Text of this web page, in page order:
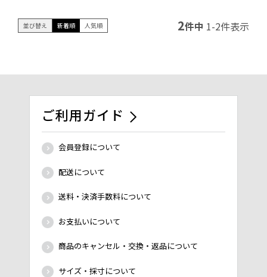
並び替え 新着順 人気順 2件中 1-2件表示
ご利用ガイド
会員登録について
配送について
送料・決済手数料について
お支払いについて
商品のキャンセル・交換・返品について
サイズ・採寸について